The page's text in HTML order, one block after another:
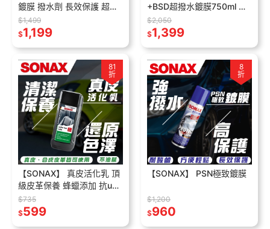
鍍膜 撥水劑 長效保護 超強
撥水 光澤UP
$1,499
$1,199
+BSD超撥水鍍膜750ml 鍍
膜美容組 鍍膜維護劑 輪框
鍍膜 0失敗鍍膜 DIY推薦
$2,050
$1,399
81
折
【SONAX】 真皮活化乳 頂
級皮革保養 蜂蠟添加 抗uv
深層滋潤 皮革乳 皮革保養
皮椅保養 皮革護理
$735
$599
8
折
【SONAX】 PSN極致鍍膜
$1,200
$960